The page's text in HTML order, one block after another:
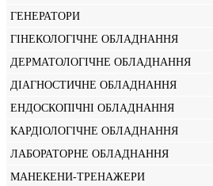
ГЕНЕРАТОРИ
ГІНЕКОЛОГІЧНЕ ОБЛАДНАННЯ
ДЕРМАТОЛОГІЧНЕ ОБЛАДНАННЯ
ДІАГНОСТИЧНЕ ОБЛАДНАННЯ
ЕНДОСКОПІЧНІ ОБЛАДНАННЯ
КАРДІОЛОГІЧНЕ ОБЛАДНАННЯ
ЛАБОРАТОРНЕ ОБЛАДНАННЯ
МАНЕКЕНИ-ТРЕНАЖЕРИ